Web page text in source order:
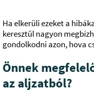
Ha elkerüli ezeket a
keresztül nagyon
gondolkodni azon, hova
Önnek
az aljzatból?